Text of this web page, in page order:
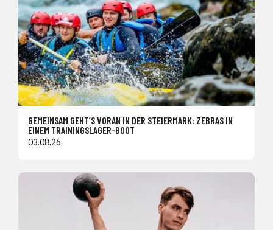
GEMEINSAM GEHT’S VORAN IN DER STEIERMARK: ZEBRAS IN
EINEM TRAININGSLAGER-BOOT
03.08.26